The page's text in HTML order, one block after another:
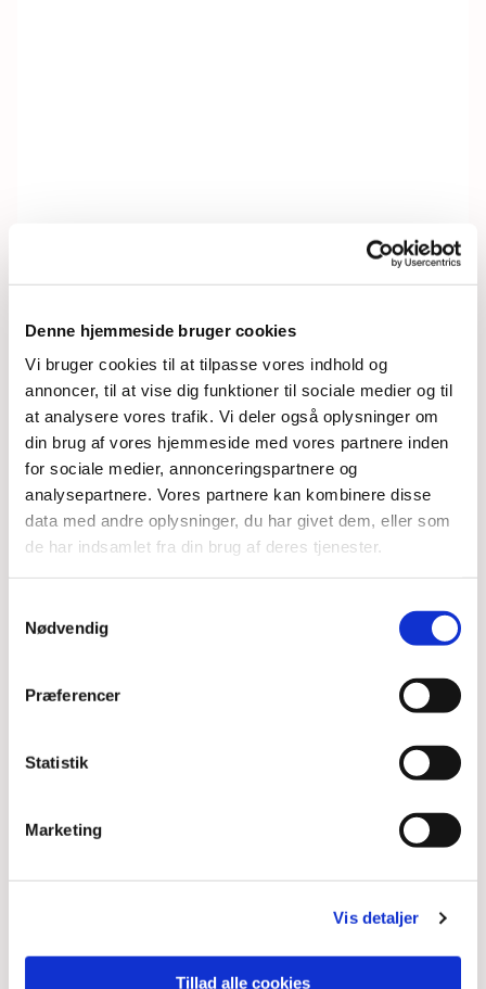
Denne hjemmeside bruger cookies
Vi bruger cookies til at tilpasse vores indhold og
annoncer, til at vise dig funktioner til sociale medier og til
at analysere vores trafik. Vi deler også oplysninger om
din brug af vores hjemmeside med vores partnere inden
for sociale medier, annonceringspartnere og
analysepartnere. Vores partnere kan kombinere disse
data med andre oplysninger, du har givet dem, eller som
de har indsamlet fra din brug af deres tjenester.
Nødvendig
Præferencer
Statistik
Marketing
Vis detaljer
Tillad alle cookies
Du vil måske også kunne
lide...